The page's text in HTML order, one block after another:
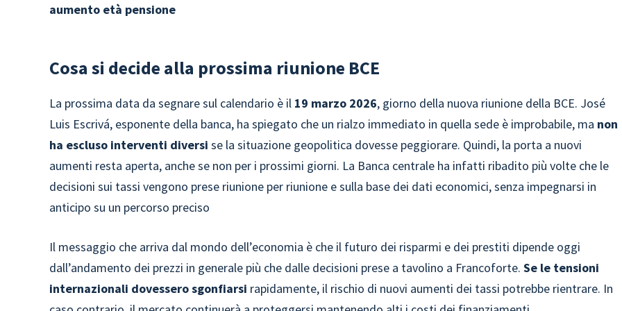
aumento età pensione
Cosa si decide alla prossima riunione BCE
La prossima data da segnare sul calendario è il 19 marzo 2026, giorno della nuova riunione della BCE. José
Luis Escrivá, esponente della banca, ha spiegato che un rialzo immediato in quella sede è improbabile, ma non
ha escluso interventi diversi se la situazione geopolitica dovesse peggiorare. Quindi, la porta a nuovi
aumenti resta aperta, anche se non per i prossimi giorni. La Banca centrale ha infatti ribadito più volte che le
decisioni sui tassi vengono prese riunione per riunione e sulla base dei dati economici, senza impegnarsi in
anticipo su un percorso preciso
Il messaggio che arriva dal mondo dell’economia è che il futuro dei risparmi e dei prestiti dipende oggi
dall’andamento dei prezzi in generale più che dalle decisioni prese a tavolino a Francoforte. Se le tensioni
internazionali dovessero sgonfiarsi rapidamente, il rischio di nuovi aumenti dei tassi potrebbe rientrare. In